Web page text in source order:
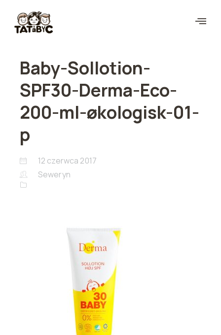
Baby-Sollotion-
SPF30-Derma-Eco-
200-ml-økologisk-01-
p
12 czerwca 2017
Seweryn